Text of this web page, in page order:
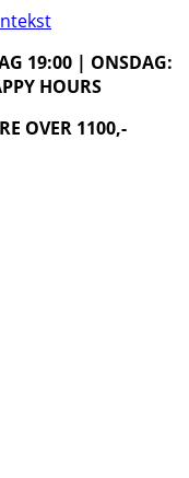
19:00 | ONSDAG:
HOURS
OVER 1100,-